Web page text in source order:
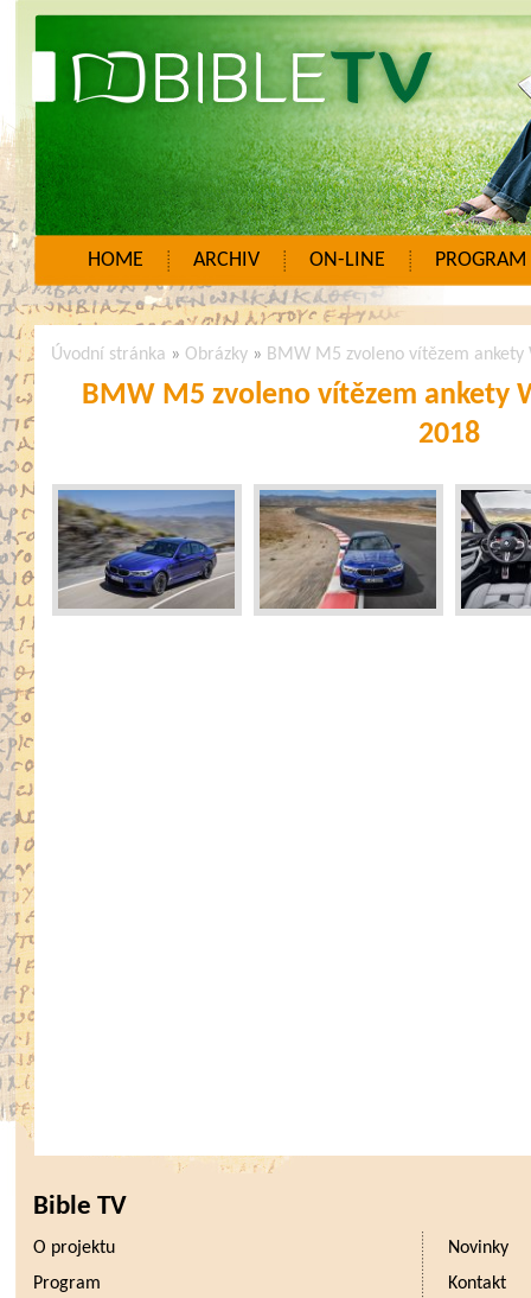
HOME ARCHIV ON-LINE PROGRAM
Úvodní stránka » Obrázky » BMW M5 zvoleno vítězem
BMW M5 zvoleno vítězem ankety
2018
Bible TV
O projektu
Novinky
Program
Kontakt